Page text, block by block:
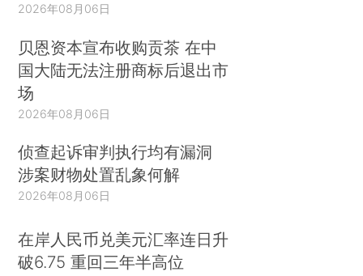
2026年08月06日
贝恩资本宣布收购贡茶 在中
国大陆无法注册商标后退出市
场
2026年08月06日
侦查起诉审判执行均有漏洞
涉案财物处置乱象何解
2026年08月06日
在岸人民币兑美元汇率连日升
破6.75 重回三年半高位